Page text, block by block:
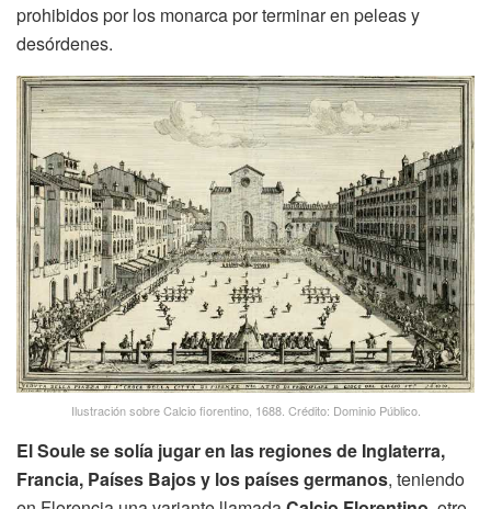
prohibidos por los monarca por terminar en peleas y
desórdenes.
Ilustración sobre Calcio fiorentino, 1688. Crédito: Dominio Público.
El Soule se solía jugar en las regiones de Inglaterra,
Francia, Países Bajos y los países germanos, teniendo